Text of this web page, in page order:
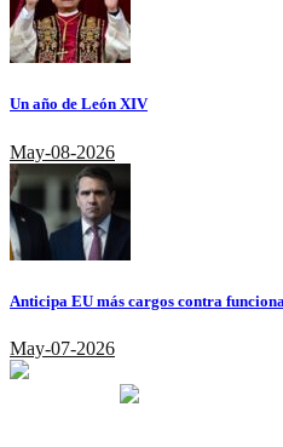
Un año de León XIV
May-08-2026
Anticipa EU más cargos contra
May-07-2026